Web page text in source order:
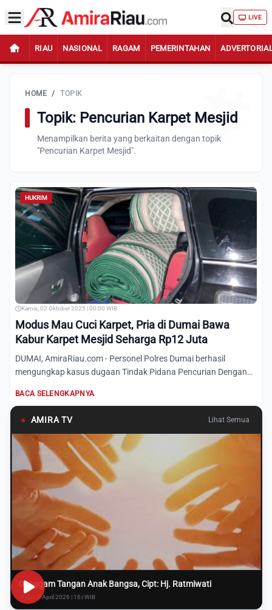
LIVE
RIAU NASIONAL RAGAM PEMERINTAHAN
HOME / TOPIK
Topik: Pencurian Karpet Mesjid
Menampilkan berita yang berkaitan dengan topik
"Pencurian Karpet Mesjid".
HUKRIM
Kamis, 02 Oktober 2025 | 00:00 WIB
Modus Mau Cuci Karpet, Pria di Dumai Bawa
Kabur Karpet Mesjid Seharga Rp12 Juta
DUMAI, AmiraRiau.com - Personel Polres Dumai berhasil
mengungkap kasus dugaan Tindak Pidana Pencurian Dengan
BACA SELENGKAPNYA
● AMIRA TV Lihat Semua
Genggam Tangan Anak Bangsa, Cipt: Hj. Ratmiwati
Rabu, 8 April 2026 | 16:i WIB